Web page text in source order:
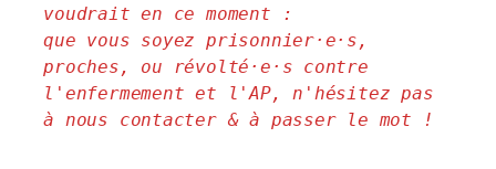
voudrait en ce moment :
que vous soyez prisonnier·e·s,
proches, ou révolté·e·s contre
l'enfermement et l'AP, n'hésitez pas
à nous contacter & à passer le mot !